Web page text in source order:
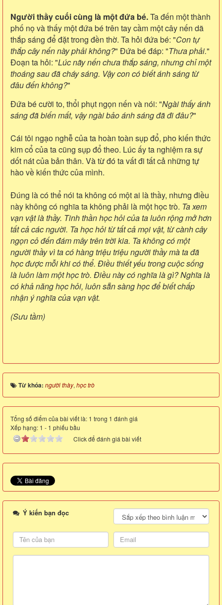
Người thầy cuối cùng là một đứa bé.Ta đến một thành
phố nọ và thấy một đứa bé trên tay cầm một cây nến dã
thắp sáng để đặt trong đền thờ. Ta hỏi đứa bé: "Con tự
thắp cây nến này phải không?" Đứa bé đáp: "Thưa phải."
Đoạn ta hỏi: "Lúc nãy nến chưa thắp sáng, nhưng chỉ một
thoáng sau đã cháy sáng. Vậy con có biết ánh sáng từ
đâu đến không?"
Đứa bé cười to, thổi phụt ngọn nến và nói: "Ngài thấy ánh
sáng đã biến mất, vậy ngài bảo ánh sáng đã đi đâu?"
Cái tôi ngạo nghễ của ta hoàn toàn sụp đổ, pho kiến thức
kim cổ của ta cũng sụp đổ theo. Lúc ấy ta nghiệm ra sự
dốt nát của bản thân. Và từ đó ta vất đi tất cả những tự
hào về kiến thức của mình.
Đúng là có thể nói ta không có một ai là thầy, nhưng điều
này không có nghĩa ta không phải là một học trò. Ta xem
vạn vật là thầy. Tinh thần học hỏi của ta luôn rộng mở hơn
tất cả các người. Ta học hỏi từ tất cả mọi vật, từ cành cây
ngọn cỏ đến đám mây trên trời kia. Ta không có một
người thầy vì ta có hàng triệu triệu người thầy mà ta đã
học được mỗi khi có thể. Điều thiết yếu trong cuộc sống
là luôn làm một học trò. Điều này có nghĩa là gì? Nghĩa là
có khả năng học hỏi, luôn sẵn sàng học để biết chấp
nhận ý nghĩa của vạn vật.
(Sưu tầm)
Từ khóa: người thày, học trò
Tổng số điểm của bài viết là: 1 trong 1 đánh giá
Xếp hạng: 1 - 1 phiếu bầu
Click để đánh giá bài viết
Ý kiến bạn đọc